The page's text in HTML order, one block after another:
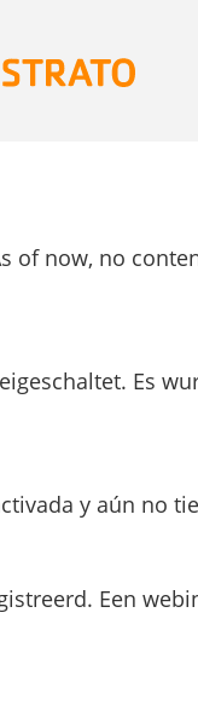
of now, no
Es
y aún no
Een